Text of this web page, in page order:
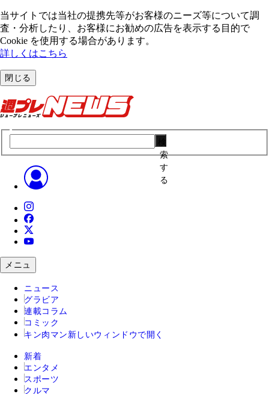
当サイトでは当社の提携先等がお客様のニーズ等について調
査・分析したり、お客様にお勧めの広告を表⽰する⽬的で
Cookie を使⽤する場合があります。
詳しくはこちら
閉じる
索
す
る
メニュ
ニュース
グラビア
連載コラム
コミック
キン肉マン 新しいウィンドウで開く
新着
エンタメ
スポーツ
クルマ